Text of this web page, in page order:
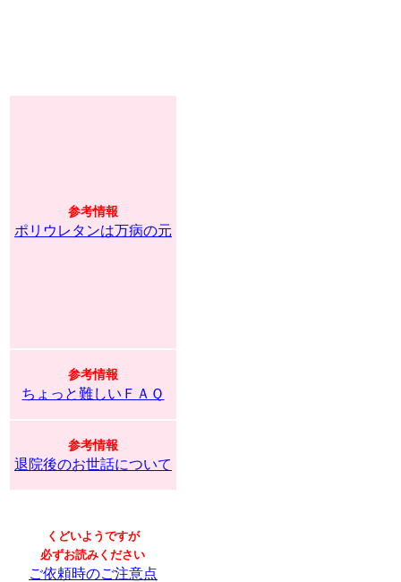
参考情報
ポリウレタンは万病の元
参考情報
ちょっと難しいＦＡＱ
参考情報
退院後のお世話について
くどいようですが
必ずお読みください
ご依頼時のご注意点